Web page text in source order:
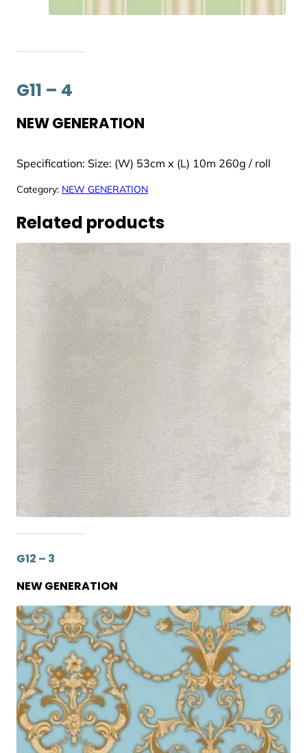
G11 – 4
NEW GENERATION
Specification: Size: (W) 53cm x (L) 10m 260g / roll
Category: NEW GENERATION
Related products
G12 – 3
NEW GENERATION